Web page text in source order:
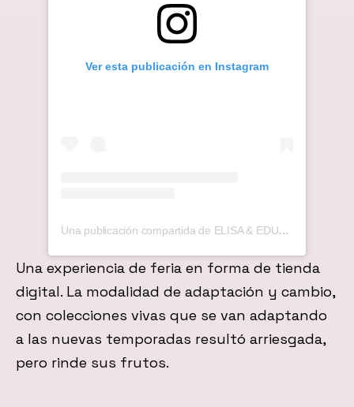
Ver esta publicación en Instagram
Una publicación compartida de ELISA & EDUARDO RIVERA (@elisaeduardo_rivera)
Una experiencia de feria en forma de tienda
digital. La modalidad de adaptación y cambio,
con colecciones vivas que se van adaptando
a las nuevas temporadas resultó arriesgada,
pero rinde sus frutos.